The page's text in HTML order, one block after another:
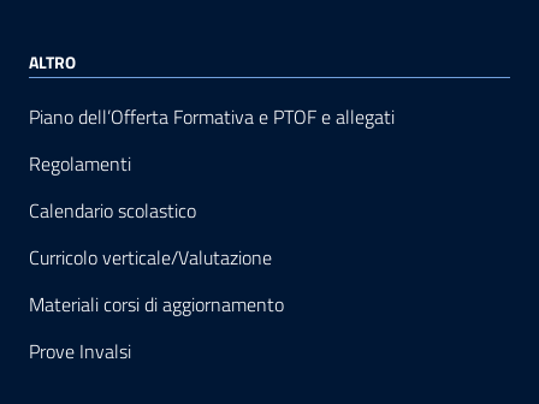
ALTRO
Piano dell’Offerta Formativa e PTOF e allegati
Regolamenti
Calendario scolastico
Curricolo verticale/Valutazione
Materiali corsi di aggiornamento
Prove Invalsi